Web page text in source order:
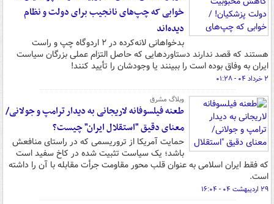
خوابی که چپ‌های نانجیب برای دولت و نظام
دیده‌اند
بدخواهانی لانه‌کرده در ۲ اردوگاه چپ و راست
هستند که قصد ندارند دستاوردهایی که حاصل التزام عملی بزرگان سیاست
ایران به وفاق بوده است را ببینند یا وجودشان را تأیید کنند!
۲ خرداد ۰۴ - ۰۱:۲۸
وبلاگ مشرق
طعنه فیلسوفانه لاریجانی به دیدار ترامپ و جولانی/
معنای دقیق "استقلال ایران" چیست؟
حمایت آمریکا از تروریسمی که در راستای منافعش
باشد؛ یک سیاست تثبیت شده در کاخ سفید است
که فقط ایران اسلامی به عنوان قلب محور مقاومت جرأت مقابله با آن را داشته
است.
۲۹ اردیبهشت ۰۴ - ۱۶:۰۴